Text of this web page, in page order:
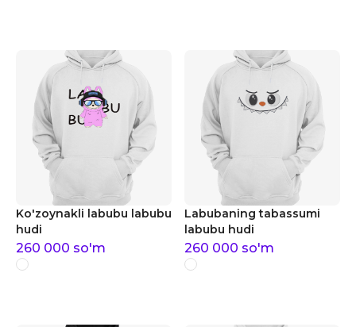
Ko'zoynakli labubu labubu
hudi
260 000 so'm
Labubaning tabassumi
labubu hudi
260 000 so'm